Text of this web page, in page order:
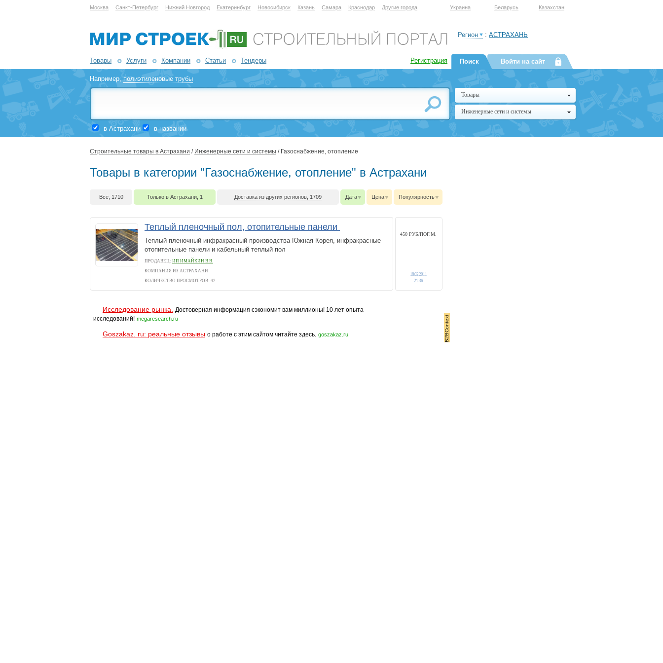
Москва Санкт-Петербург Нижний Новгород Екатеринбург Новосибирск Казань Самара Краснодар Другие города Украина Беларусь Казахстан
Товары Услуги Компании Статьи Тендеры Регистрация
Регион : АСТРАХАНЬ
Например,полиэтиленовые трубы
в Астрахани в названии
Поиск Войти на сайт
Товары
Инженерные сети и системы
Строительные товары в Астрахани / Инженерные сети и системы / Газоснабжение, отопление
Товары в категории "Газоснабжение, отопление" в Астрахани
Все, 1710 Только в Астрахани, 1 Доставка из других регионов, 1709 Дата Цена Популярность
Теплый пленочный пол, отопительные панели
Теплый пленочный инфракрасный производства Южная Корея, инфракрасные
отопительные панели и кабельный теплый пол
ПРОДАВЕЦ: ИП ИМАЙКИН В.В.
КОМПАНИЯ ИЗ АСТРАХАНИ
КОЛИЧЕСТВО ПРОСМОТРОВ: 42
450 РУБ/ПОГ.М.
18.02.2011
21:36
Исследование рынка.
Достоверная информация сэкономит вам миллионы! 10 лет опыта
исследований! megaresearch.ru
Goszakaz. ru: реальные отзывы о работе с этим сайтом читайте здесь. goszakaz.ru